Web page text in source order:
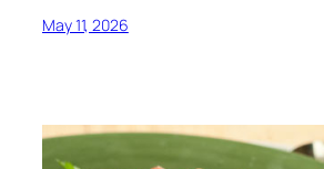
May 11, 2026